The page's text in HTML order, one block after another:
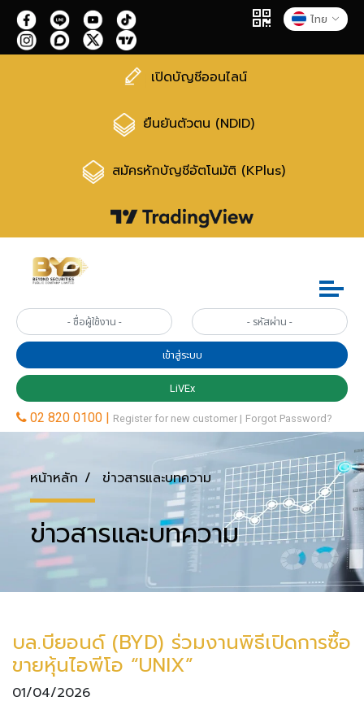
ไทย
เปิดบัญชีออนไลน์
ยืนยันตัวตน (NDID)
สมัครหักบัญชีอัตโนมัติ (KPlus)
หน้าหลัก ข่าวสารและบทความ
ข่าวสารและบทความ
บล.บียอนด์ (BYD) ร่วมงานพิธีเปิดการซื้อ
ขายหุ้นไอพีโอ “UNIX”
01/04/2026